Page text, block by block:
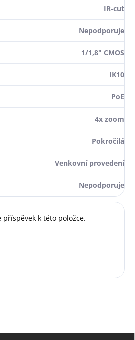
IR-cut
Nepodporuje
1/1,8" CMOS
IK10
PoE
4x zoom
Pokročilá
Venkovní provedení
Nepodporuje
k této položce.